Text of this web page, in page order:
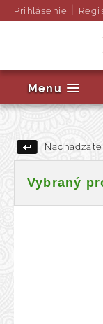
Prihlásenie
Menu
Vybraný